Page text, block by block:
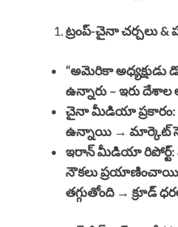
ట్రంప్-చైనా చర్చలు &
“అమెరికా అధ్యక్షుడు
ఉన్నారు – ఇరు
చైనా మీడియా ప్రకారం:
ఉన్నాయి → మార్కెట్
ఇరాన్ మీడియా రిపోర్ట్:
నౌకలు ప్రయాణించాయి
తగ్గుతోంది → క్రూడ్